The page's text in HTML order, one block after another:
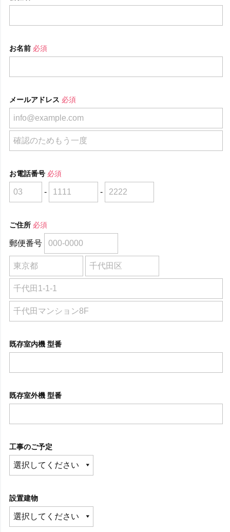
お名前 必須
メールアドレス 必須
お電話番号 必須
- -
ご住所 必須
郵便番号
既存室内機 型番
既存室外機 型番
工事のご予定
設置建物